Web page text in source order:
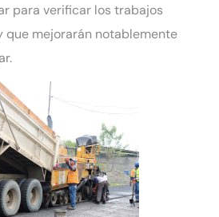
para verificar los trabajos
que mejorarán notablemente